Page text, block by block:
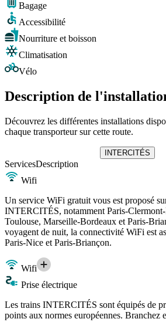
Bagage
Accessibilité
Nourriture et boisson
Climatisation
Vélo
Description de
Découvrez les différentes installations
chaque transporteur sur cette route.
INTERCITÉS
ServicesDescription
Wifi
Un service WiFi gratuit vous est proposé
INTERCITÉS, notamment Paris-
Toulouse, Marseille-Bordeaux et Paris-
voyagent de nuit, la connectivité WiFi est
Paris-Nice et Paris-Briançon.
Wifi
Prise électrique
Les trains INTERCITÉS sont équipés de
points aux normes européennes. Branchez